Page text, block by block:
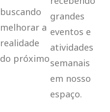
buscando
melhorar a
realidade
do próximo
grandes
eventos e
atividades
semanais
em nosso
espaço.